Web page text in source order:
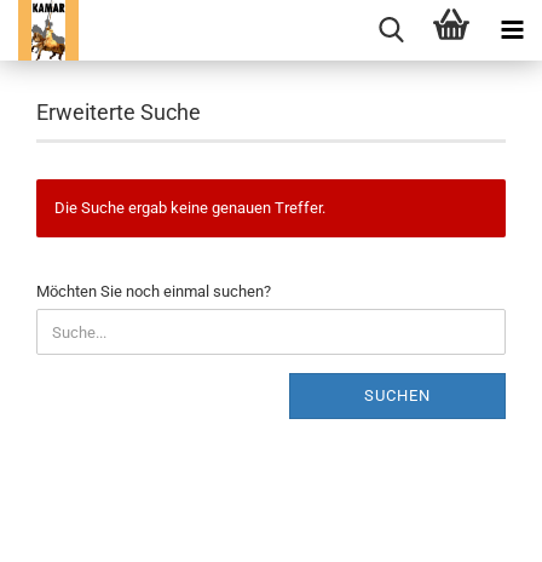
Erweiterte Suche
Die Suche ergab keine genauen Treffer.
MÖCHTEN
SIE
NOCH
EINMAL
Möchten Sie noch einmal suchen?
SUCHEN